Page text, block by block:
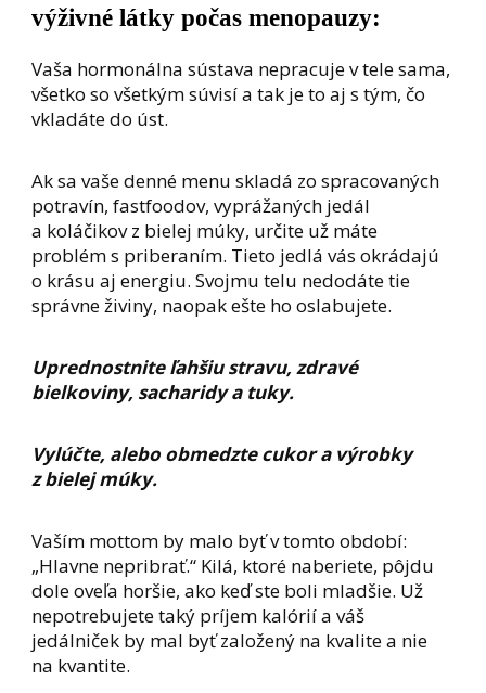
výživné látky počas menopauzy:
Vaša hormonálna sústava nepracuje v tele sama,
všetko so všetkým súvisí a tak je to aj s tým, čo
vkladáte do úst.
Ak sa vaše denné menu skladá zo spracovaných
potravín, fastfoodov, vyprážaných jedál
a koláčikov z bielej múky, určite už máte
problém s priberaním. Tieto jedlá vás okrádajú
o krásu aj energiu. Svojmu telu nedodáte tie
správne živiny, naopak ešte ho oslabujete.
Uprednostnite ľahšiu stravu, zdravé
bielkoviny, sacharidy a tuky.
Vylúčte, alebo obmedzte cukor a výrobky
z bielej múky.
Vaším mottom by malo byť v tomto období:
„Hlavne nepribrať.“ Kilá, ktoré naberiete, pôjdu
dole oveľa horšie, ako keď ste boli mladšie. Už
nepotrebujete taký príjem kalórií a váš
jedálniček by mal byť založený na kvalite a nie
na kvantite.